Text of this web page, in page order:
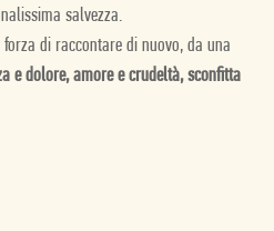
salvezza.
di raccontare di nuovo, da una
e dolore, amore e crudeltà, sconfitta